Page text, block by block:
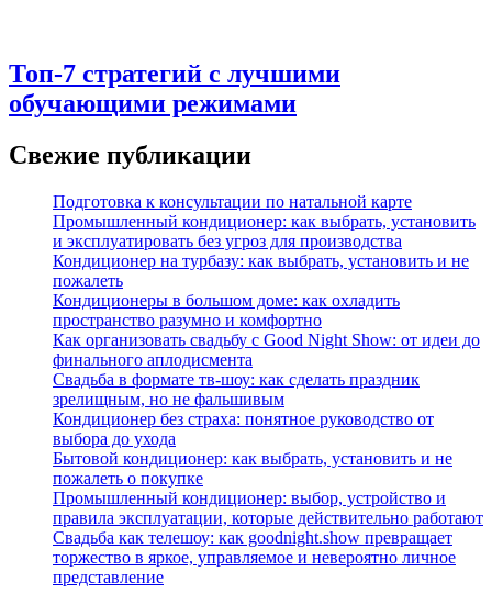
Топ-7 стратегий с лучшими
обучающими режимами
Свежие публикации
Подготовка к консультации по натальной карте
Промышленный кондиционер: как выбрать, установить
и эксплуатировать без угроз для производства
Кондиционер на турбазу: как выбрать, установить и не
пожалеть
Кондиционеры в большом доме: как охладить
пространство разумно и комфортно
Как организовать свадьбу с Good Night Show: от идеи до
финального аплодисмента
Свадьба в формате тв‑шоу: как сделать праздник
зрелищным, но не фальшивым
Кондиционер без страха: понятное руководство от
выбора до ухода
Бытовой кондиционер: как выбрать, установить и не
пожалеть о покупке
Промышленный кондиционер: выбор, устройство и
правила эксплуатации, которые действительно работают
Свадьба как телешоу: как goodnight.show превращает
торжество в яркое, управляемое и невероятно личное
представление